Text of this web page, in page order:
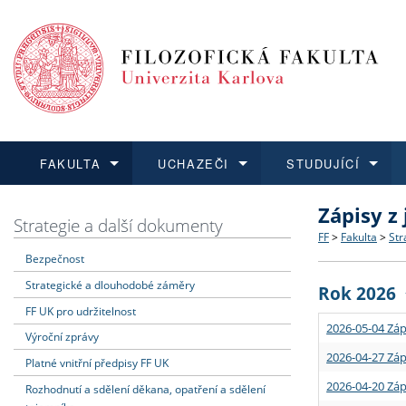
FAKULTA
Dozvědět se více
Struktura
Strategie
Podpora
UCHAZEČI
Podat přihlášku
Co
Učitelské
STUDUJÍCÍ
Dozvědět se více
Rigorózní
Dozvědět se více
O vědě a
Granty a
Dozvědět se více
Aktuální
Strategie a další dokumenty
Bezpečnost
Strategické a dlouhodobé záměry
FF UK pro udržitelnost
Výroční zprávy
Platné vnitřní předpisy FF UK
Rozhodnutí a sdělení děkana, opatření a sdělení
Zápisy
FF > Fakulta >
Rok 2026
2026-05-04
2026-04-27
2026-04-20